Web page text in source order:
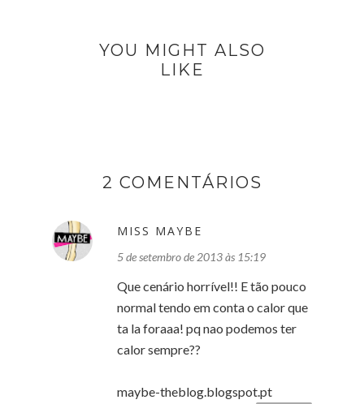
YOU MIGHT ALSO
LIKE
2 COMENTÁRIOS
MISS MAYBE
5 de setembro de 2013 às 15:19
Que cenário horrível!! E tão pouco
normal tendo em conta o calor que
ta la foraaa! pq nao podemos ter
calor sempre??
maybe-theblog.blogspot.pt